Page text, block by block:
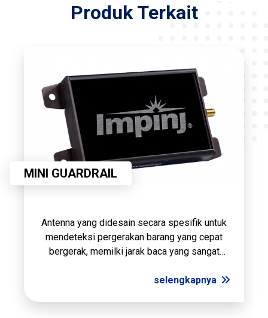
Produk Terkait
MINI GUARDRAIL
Antenna yang didesain secara spesifik untuk
mendeteksi pergerakan barang yang cepat
bergerak, memilki jarak baca yang sangat
selengkapnya